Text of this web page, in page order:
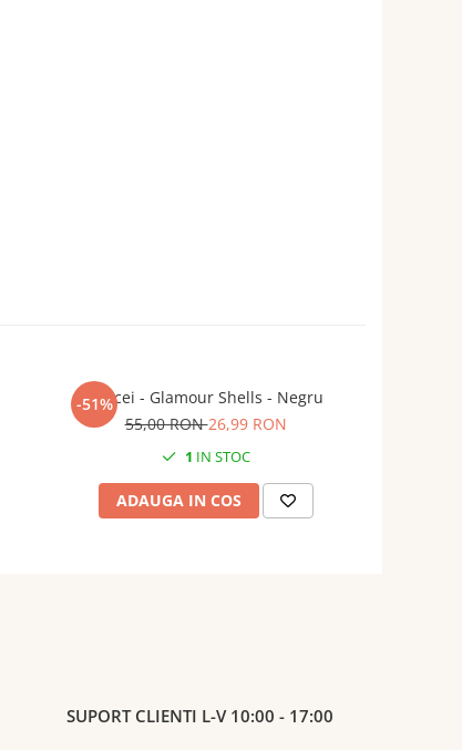
-51%
Cercei - Glamour Shells - Negru
55,00 RON26,99 RON
1 IN STOC
ADAUGA IN COS
SUPORT CLIENTI L-V 10:00 - 17:00